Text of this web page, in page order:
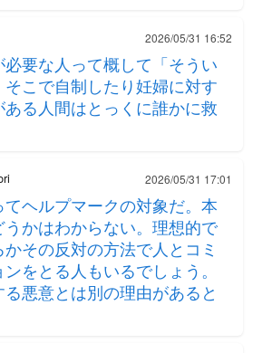
2026/05/31 16:52
要な人って概して「そうい
そこで自制したり妊婦に対す
ある人間はとっくに誰かに救
2026/05/31 17:01
ヘルプマークの対象だ。本
かはわからない。理想的で
その反対の方法で人とコミ
をとる人もいるでしょう。
悪意とは別の理由があると